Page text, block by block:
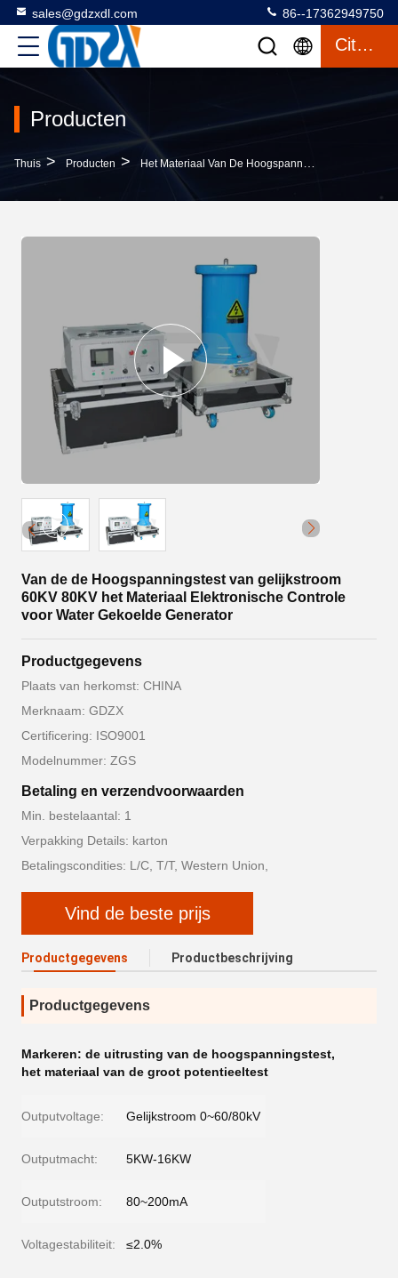
sales@gdzxdl.com 86--17362949750
Citaat
Producten
Thuis > Producten > Het Materiaal Van De Hoogspanningstest
Van de de Hoogspanningstest van gelijkstroom
60KV 80KV het Materiaal Elektronische Controle
voor Water Gekoelde Generator
Productgegevens
Plaats van herkomst: CHINA
Merknaam: GDZX
Certificering: ISO9001
Modelnummer: ZGS
Betaling en verzendvoorwaarden
Min. bestelaantal: 1
Verpakking Details: karton
Betalingscondities: L/C, T/T, Western Union,
Vind de beste prijs
Productgegevens Productbeschrijving
Productgegevens
Markeren: de uitrusting van de hoogspanningstest,
het materiaal van de groot potentieeltest
Outputvoltage: Gelijkstroom 0~60/80kV
Outputmacht: 5KW-16KW
Outputstroom: 80~200mA
Voltagestabiliteit: ≤2.0%